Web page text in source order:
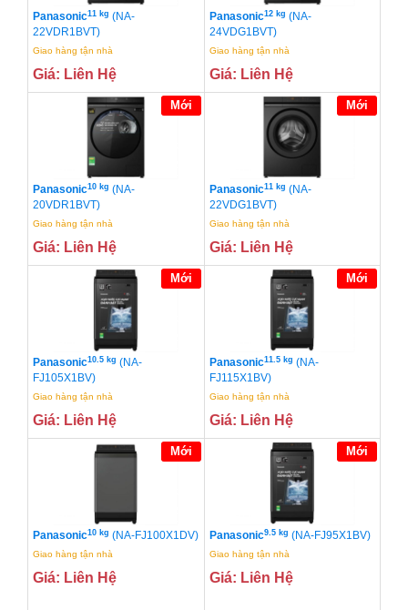
Panasonic11 kg (NA-
22VDR1BVT)
Giao hàng tận nhà
Giá: Liên Hệ
Panasonic12 kg (NA-
24VDG1BVT)
Giao hàng tận nhà
Giá: Liên Hệ
Mới
Panasonic10 kg (NA-
20VDR1BVT)
Giao hàng tận nhà
Giá: Liên Hệ
Mới
Panasonic11 kg (NA-
22VDG1BVT)
Giao hàng tận nhà
Giá: Liên Hệ
Mới
Panasonic10.5 kg (NA-
FJ105X1BV)
Giao hàng tận nhà
Giá: Liên Hệ
Mới
Panasonic11.5 kg (NA-
FJ115X1BV)
Giao hàng tận nhà
Giá: Liên Hệ
Mới
Panasonic10 kg (NA-FJ100X1DV)
Giao hàng tận nhà
Giá: Liên Hệ
Mới
Panasonic9.5 kg (NA-FJ95X1BV)
Giao hàng tận nhà
Giá: Liên Hệ